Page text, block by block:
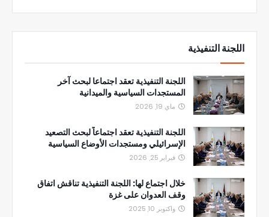
اللجنة التنفيذية
اللجنة التنفيذية تعقد اجتماعا لبحث آخر
المستجدات السياسية والميدانية
ماي 19, 2026
اللجنة التنفيذية تعقد اجتماعاً لبحث التصعيد
الإسرائيلي ومستجدات الأوضاع السياسية
فبراير 25, 2026
خلال اجتماع لها: اللجنة التنفيذية تناقش اتفاق
وقف العدوان على غزة
واكتوبر 10, 2025